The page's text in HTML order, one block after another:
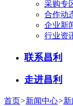
采购专
合作动
企业新
行业资
联系昌利
走进昌利
首页>新闻中心>